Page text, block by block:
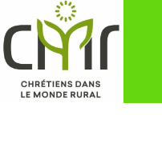
to
content